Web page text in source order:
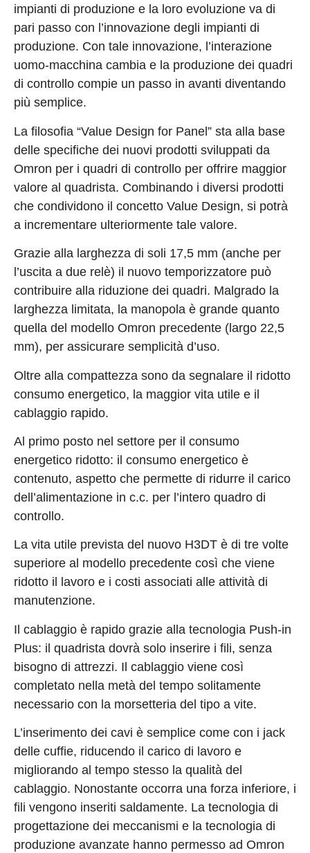
impianti di produzione e la loro evoluzione va di
pari passo con l’innovazione degli impianti di
produzione. Con tale innovazione, l’interazione
uomo-macchina cambia e la produzione dei quadri
di controllo compie un passo in avanti diventando
più semplice.
La filosofia “Value Design for Panel” sta alla base
delle specifiche dei nuovi prodotti sviluppati da
Omron per i quadri di controllo per offrire maggior
valore al quadrista. Combinando i diversi prodotti
che condividono il concetto Value Design, si potrà
a incrementare ulteriormente tale valore.
Grazie alla larghezza di soli 17,5 mm (anche per
l’uscita a due relè) il nuovo temporizzatore può
contribuire alla riduzione dei quadri. Malgrado la
larghezza limitata, la manopola è grande quanto
quella del modello Omron precedente (largo 22,5
mm), per assicurare semplicità d’uso.
Oltre alla compattezza sono da segnalare il ridotto
consumo energetico, la maggior vita utile e il
cablaggio rapido.
Al primo posto nel settore per il consumo
energetico ridotto: il consumo energetico è
contenuto, aspetto che permette di ridurre il carico
dell’alimentazione in c.c. per l’intero quadro di
controllo.
La vita utile prevista del nuovo H3DT è di tre volte
superiore al modello precedente così che viene
ridotto il lavoro e i costi associati alle attività di
manutenzione.
Il cablaggio è rapido grazie alla tecnologia Push-in
Plus: il quadrista dovrà solo inserire i fili, senza
bisogno di attrezzi. Il cablaggio viene così
completato nella metà del tempo solitamente
necessario con la morsetteria del tipo a vite.
L’inserimento dei cavi è semplice come con i jack
delle cuffie, riducendo il carico di lavoro e
migliorando al tempo stesso la qualità del
cablaggio. Nonostante occorra una forza inferiore, i
fili vengono inseriti saldamente. La tecnologia di
progettazione dei meccanismi e la tecnologia di
produzione avanzate hanno permesso ad Omron